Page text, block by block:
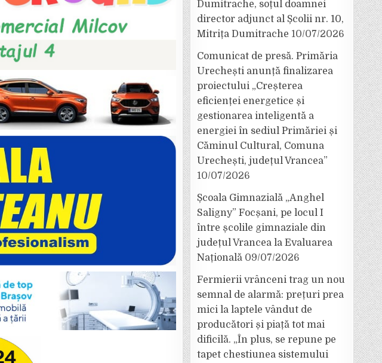
Dumitrache, soțul doamnei
director adjunct al Școlii nr. 10,
Mitrița Dumitrache 10/07/2026
Comunicat de presă. Primăria
Urechești anunță finalizarea
proiectului „Creșterea
eficienței energetice și
gestionarea inteligentă a
energiei în sediul Primăriei și
Căminul Cultural, Comuna
Urechești, județul Vrancea”
10/07/2026
Școala Gimnazială „Anghel
Saligny” Focșani, pe locul I
între școlile gimnaziale din
județul Vrancea la Evaluarea
Națională 09/07/2026
Fermierii vrânceni trag un nou
semnal de alarmă: prețuri prea
mici la laptele vândut de
producători și piață tot mai
dificilă. „În plus, se repune pe
tapet chestiunea sistemului